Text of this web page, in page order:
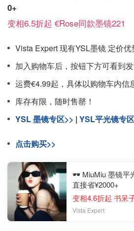
0+
变相6.5折起 €Rose同款墨镜221
Vista Expert 现有YSL墨镜 定价优
加入购物车后，按钮下方可看到
运费€4.99起，具体以购物车内信
库存有限，随时售罄！
YSL 墨镜专区>> | YSL平光镜专
点击购买>>
🕶️ MiuMiu 墨镜平
直接省¥2000+
变相4.6折起 书呆
Vista Expert